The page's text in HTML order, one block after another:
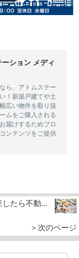
ション メディ
ら、アトムステー
！新築戸建てや土
広い物件を取り扱
ムをご購入される
届けするためブロ
ンテンツをご提供
したら不動...
＞次のページ